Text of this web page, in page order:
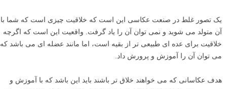
یک تصور غلط در صنعت عکاسی این است که خلاقیت چیزی است که شما با
آن متولد می شوید و نمی توان آن را یاد گرفت. واقعیت این است که اگرچه
خلاقیت برای عده ای طبیعی تر از بقیه است، اما مانند عضله ای می باشد که
می توان آن را آموزش و پرورش داد.
هدف عکاسانی که می خواهند خلاق تر باشند باید این باشد که با آموزش و